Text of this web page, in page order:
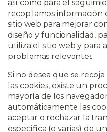
así como para el
recopilamos información
sitio web para mejorar
diseño y funcionalidad,
utiliza el sitio web y para
problemas relevantes.
Si no desea que se
las cookies, existe un
mayoría de los
automáticamente las
aceptar o rechazar la
específica (o varias) de